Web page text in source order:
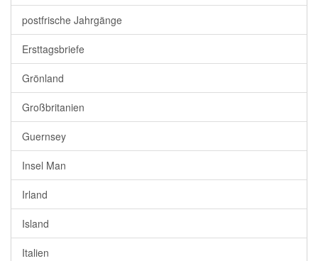
postfrische Jahrgänge
Ersttagsbriefe
Grönland
Großbritanien
Guernsey
Insel Man
Irland
Island
Italien